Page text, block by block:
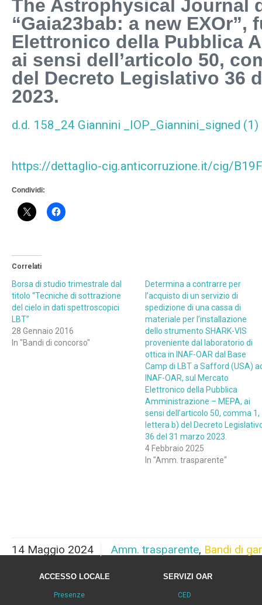
The Astrophysical Journal
“Gaia23bab: a new EXOr”,
Elettronico della Pubblica
ai sensi dell’articolo 50,
del Decreto Legislativo 36
2023.
d.d. 158_24 Giannini _IOP_Giannini_signed (1)
https://dettaglio-cig.anticorruzione.it/cig/
Condividi:
Correlati
Borsa di studio trimestrale dal
titolo “Tecniche di sottrazione
del cielo in dati spettroscopici
LBT”
28 Gennaio 2016
In "Bandi di concorso"
Determina a contrarre per
l’acquisto di un servizio di
spedizione di una cassa di
materiale per l’installazione
dello strumento SHARK-VIS
proveniente dal laboratorio di
ottica in INAF-OAR dal Base
Camp di LBT a Safford (USA)
INAF-OAR, sul Mercato
Elettronico della Pubblica
Amministrazione – MEPA, ai
sensi dell’articolo 50, comma 1,
lettera b) del Decreto
36 del 31 marzo 2023.
4 Febbraio 2025
In "Amm. trasparente"
14 Maggio 2024 Amm. trasparente, Bandi di
ACCESSO LOCALE
Presenze
SERVIZI OAR
CED